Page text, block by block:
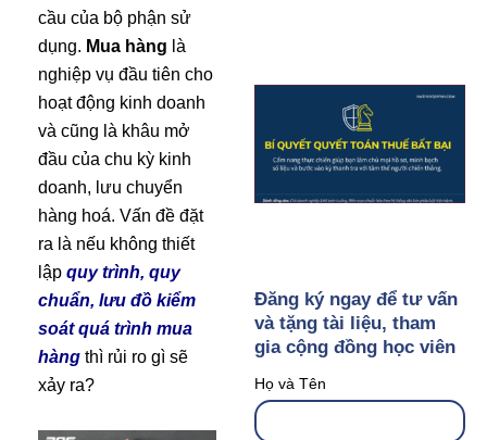
cầu của bộ phận sử
dụng. Mua hàng là
nghiệp vụ đầu tiên cho
hoạt động kinh doanh
và cũng là khâu mở
đầu của chu kỳ kinh
doanh, lưu chuyển
hàng hoá. Vấn đề đặt
ra là nếu không thiết
lập quy trình, quy
chuẩn, lưu đồ kiểm
soát quá trình mua
hàng thì rủi ro gì sẽ
xảy ra?
Đăng ký ngay để tư vấn
và tặng tài liệu, tham
gia cộng đồng học viên
Họ và Tên